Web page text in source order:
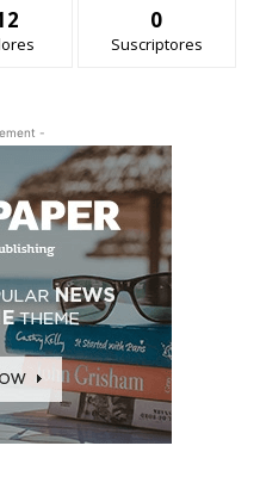
0
Suscriptores
-